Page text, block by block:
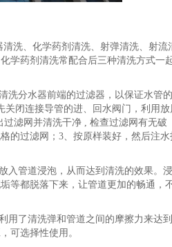
洗、化学药剂清洗、射弹清洗、射流
学药剂清洗常配合后三种清洗方式一
洗分水器前端的过滤器，以保证水管的
关闭连接导管的进、回水阀门，利用放
滤网并清洗干净 , 检查过滤网有无破
的过滤网；3、按原样装好，然后注水
入管道浸泡，从而达到清洗的效果。浸
等都脱落下来，让管道更加的畅通，
用了清洗弹和管道之间的摩擦力来达到
可选择性使用。